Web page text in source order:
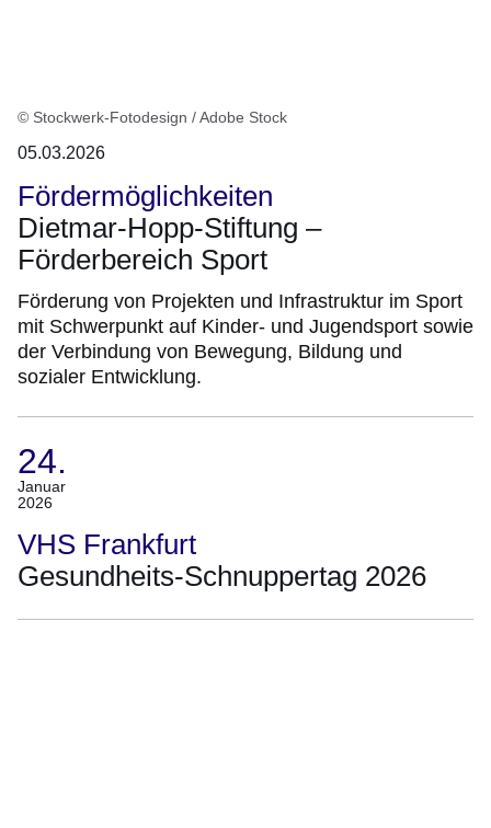
© Stockwerk-Fotodesign / Adobe Stock
05.03.2026
Fördermöglichkeiten
Dietmar-Hopp-Stiftung –
Förderbereich Sport
Förderung von Projekten und Infrastruktur im Sport
mit Schwerpunkt auf Kinder- und Jugendsport sowie
der Verbindung von Bewegung, Bildung und
sozialer Entwicklung.
24.
Januar
2026
(Termin:
24.
Januar
VHS Frankfurt
Gesundheits-Schnuppertag 2026